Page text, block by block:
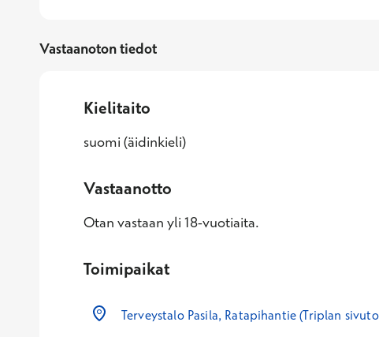
Vastaanoton tiedot
Kielitaito
suomi (äidinkieli)
Vastaanotto
Otan vastaan yli 18-vuotiaita.
Toimipaikat
Terveystalo Pasila, Ratapihantie (Triplan